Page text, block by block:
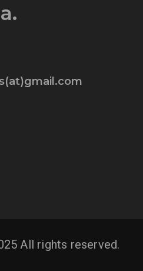
All rights reserved.